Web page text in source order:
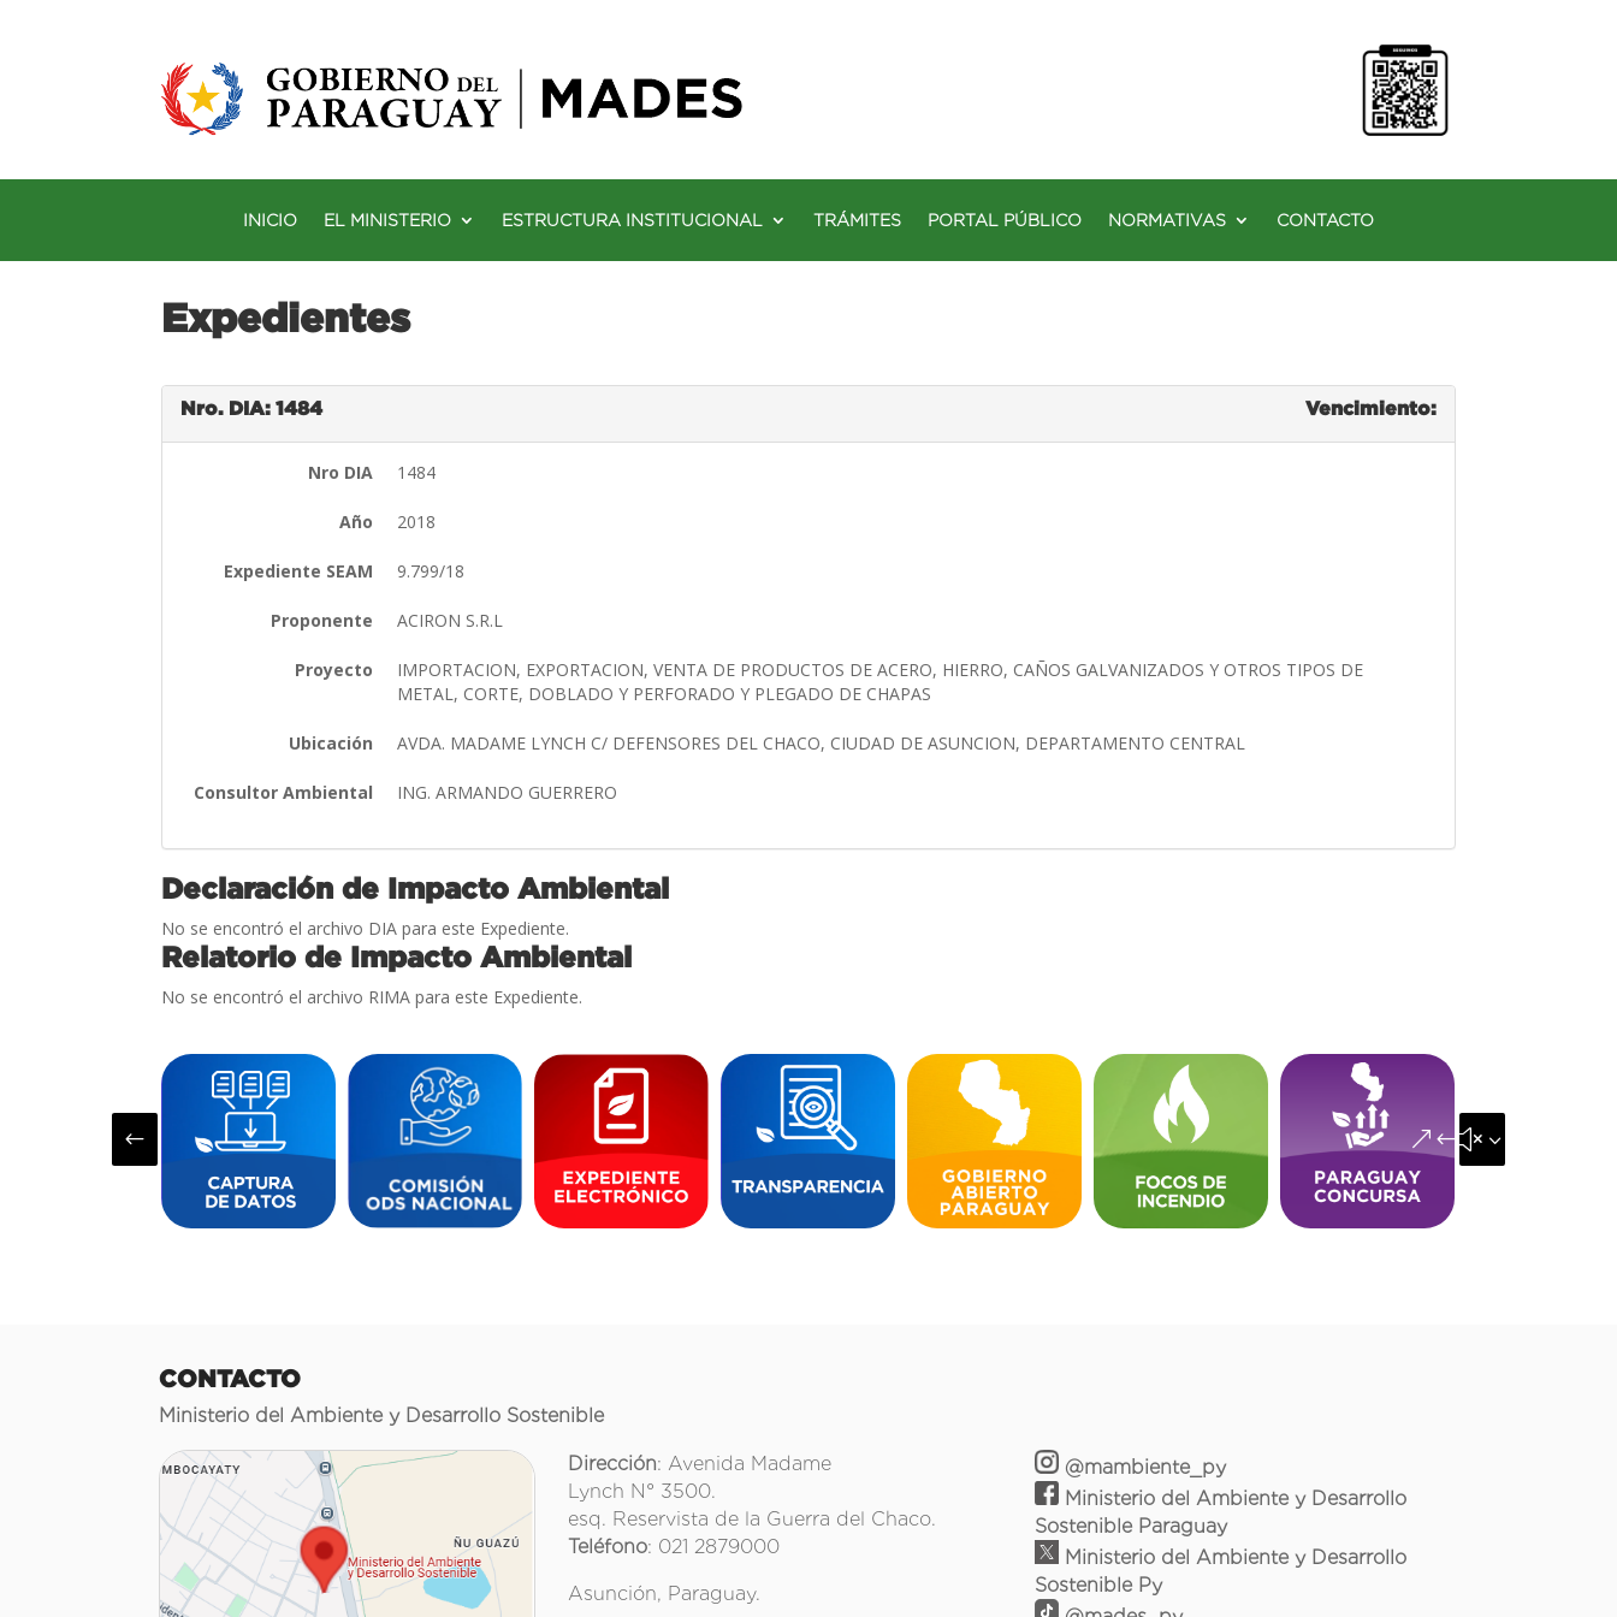
INICIO EL MINISTERIO ESTRUCTURA INSTITUCIONAL TRÁMITES PORTAL PÚBLICO NORMATIVAS CONTACTO
Expedientes
Nro. DIA: 1484 Vencimiento:
Nro DIA 1484
Año 2018
Expediente SEAM 9.799/18
Proponente ACIRON S.R.L
Proyecto
IMPORTACION, EXPORTACION, VENTA DE PRODUCTOS DE ACERO, HIERRO, CAÑOS GALVANIZADOS Y OTROS TIPOS DE
METAL, CORTE, DOBLADO Y PERFORADO Y PLEGADO DE CHAPAS
Ubicación AVDA. MADAME LYNCH C/ DEFENSORES DEL CHACO, CIUDAD DE ASUNCION, DEPARTAMENTO CENTRAL
Consultor Ambiental ING. ARMANDO GUERRERO
Declaración de Impacto Ambiental
No se encontró el archivo DIA para este Expediente.
Relatorio de Impacto Ambiental
No se encontró el archivo RIMA para este Expediente.
# &#x35;
CONTACTO
Ministerio del Ambiente y Desarrollo Sostenible
Dirección: Avenida Madame
Lynch N° 3500.
esq. Reservista de la Guerra del Chaco.
Teléfono: 021 2879000
Asunción, Paraguay.
@mambiente_py
Ministerio del Ambiente y Desarrollo
Sostenible Paraguay
Ministerio del Ambiente y Desarrollo
Sostenible Py